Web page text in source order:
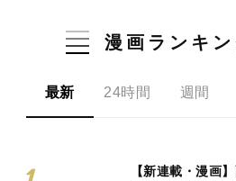
漫画ランキ
最新 24時間 週間
【新連載・漫画